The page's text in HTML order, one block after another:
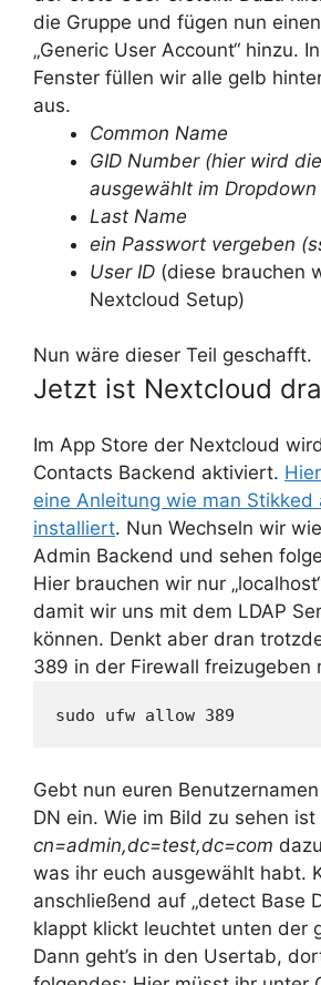
die Gruppe und fügen nun
„Generic User Account“ hinzu.
Fenster füllen wir alle gelb
aus.
Common Name
GID Number (hier wird
ausgewählt im Dropdown
Last Name
ein Passwort vergeben
User ID (diese brauchen
Nextcloud Setup)
Nun wäre dieser Teil geschafft.
Jetzt ist Nextcloud
Im App Store der Nextcloud
Contacts Backend aktiviert.
eine Anleitung wie man Stikked
installiert. Nun Wechseln wir
Admin Backend und sehen
Hier brauchen wir nur
damit wir uns mit dem LDAP
können. Denkt aber dran
389 in der Firewall freizugeben
sudo ufw allow 389
Gebt nun euren
DN ein. Wie im Bild zu sehen ist
cn=admin,dc=test,dc=com
was ihr euch ausgewählt habt.
anschließend auf „detect Base
klappt klickt leuchtet unten der
Dann geht’s in den Usertab,